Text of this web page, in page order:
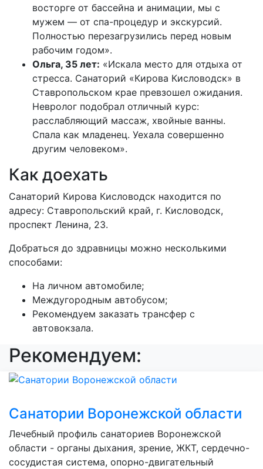
восторге от бассейна и анимации, мы с
мужем — от спа-процедур и экскурсий.
Полностью перезагрузились перед новым
рабочим годом».
Ольга, 35 лет: «Искала место для отдыха от
стресса. Санаторий «Кирова Кисловодск» в
Ставропольском крае превзошел ожидания.
Невролог подобрал отличный курс:
расслабляющий массаж, хвойные ванны.
Спала как младенец. Уехала совершенно
другим человеком».
Как доехать
Санаторий Кирова Кисловодск находится по
адресу: Ставропольский край, г. Кисловодск,
проспект Ленина, 23.
Добраться до здравницы можно несколькими
способами:
На личном автомобиле;
Междугородным автобусом;
Рекомендуем заказать трансфер с
автовокзала.
Рекомендуем:
Санатории Воронежской области
Лечебный профиль санаториев Воронежской
области - органы дыхания, зрение, ЖКТ, сердечно-
сосудистая система, опорно-двигательный